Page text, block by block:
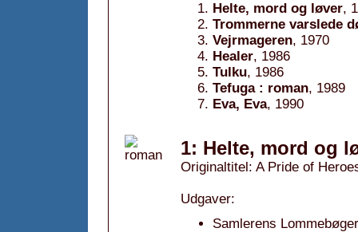
Helte, mord og løver,
Trommerne varslede
Vejrmageren, 1970
Healer, 1986
Tulku, 1986
Tefuga : roman, 1989
Eva, Eva, 1990
1: Helte, mord og
Originaltitel: A Pride of
Udgaver:
Samlerens